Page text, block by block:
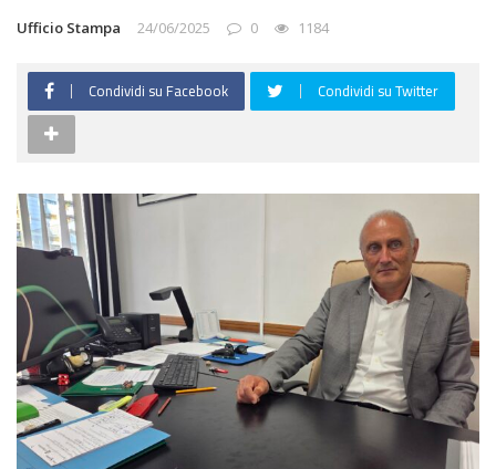
Ufficio Stampa 24/06/2025 0 1184
Condividi su Facebook Condividi su Twitter